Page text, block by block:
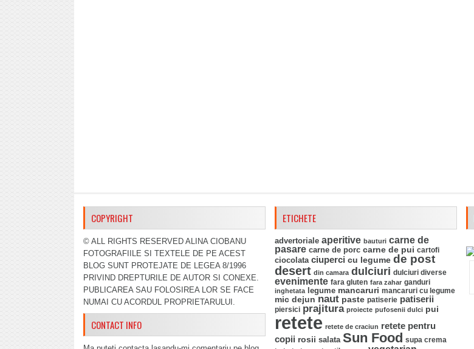
COPYRIGHT
© ALL RIGHTS RESERVED ALINA CIOBANU
FOTOGRAFIILE SI TEXTELE DE PE ACEST
BLOG SUNT PROTEJATE DE LEGEA 8/1996
PRIVIND DREPTURILE DE AUTOR SI CONEXE.
PUBLICAREA SAU FOLOSIREA LOR SE FACE
NUMAI CU ACORDUL PROPRIETARULUI.
CONTACT INFO
ETICHETE
advertoriale aperitive bauturi carne de
pasare carne de porc carne de pui cartofi
ciocolata ciuperci cu legume de post
desert din camara dulciuri dulciuri diverse
evenimente fara gluten fara zahar ganduri
inghetata legume mancaruri mancaruri cu legume
mic dejun naut paste patiserie patiserii
piersici prajitura proiecte pufosenii dulci pui
retete retete de craciun retete pentru
copii rosii salata Sun Food supa crema